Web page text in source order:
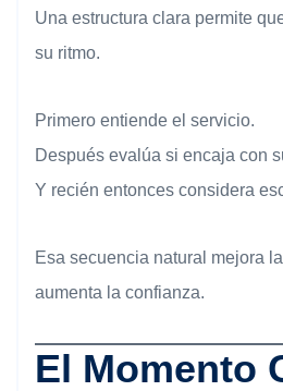
Una estructura clara permite
su ritmo.
Primero entiende el servicio.
Después evalúa si encaja con
Y recién entonces considera
Esa secuencia natural mejora
aumenta la confianza.
El Momento